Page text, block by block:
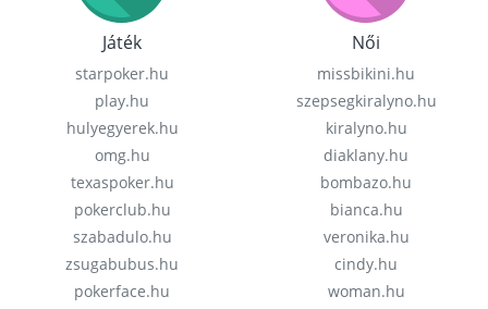
Játék
starpoker.hu
play.hu
hulyegyerek.hu
omg.hu
texaspoker.hu
pokerclub.hu
szabadulo.hu
zsugabubus.hu
pokerface.hu
Női
missbikini.hu
szepsegkiralyno.hu
kiralyno.hu
diaklany.hu
bombazo.hu
bianca.hu
veronika.hu
cindy.hu
woman.hu